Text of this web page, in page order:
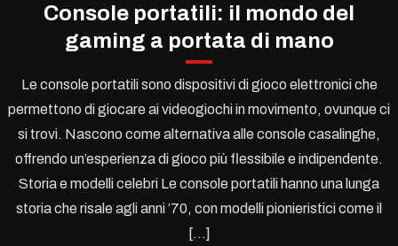
Console portatili: il mondo del
gaming a portata di mano
Le console portatili sono dispositivi di gioco elettronici che
permettono di giocare ai videogiochi in movimento, ovunque ci
si trovi. Nascono come alternativa alle console casalinghe,
offrendo un’esperienza di gioco più flessibile e indipendente.
Storia e modelli celebri Le console portatili hanno una lunga
storia che risale agli anni ’70, con modelli pionieristici come il
[…]